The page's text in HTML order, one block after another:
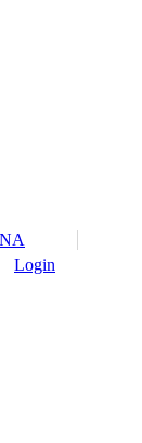
Login